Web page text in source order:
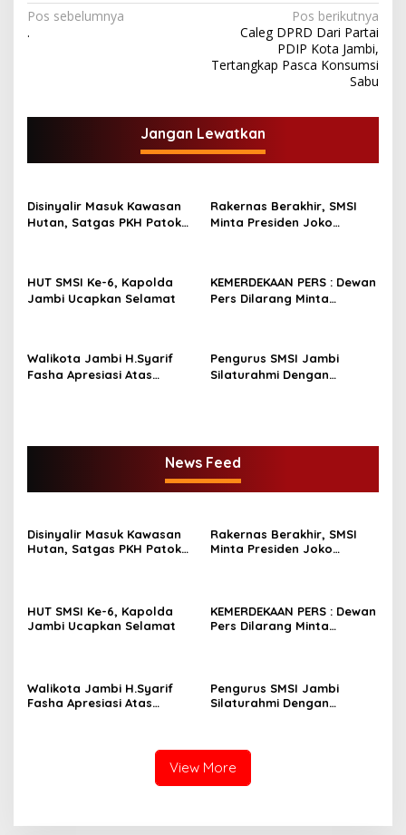
N
a
g
s
i
p
s
Pos sebelumnya
.
Pos berikutnya
Caleg DPRD Dari Partai
PDIP Kota Jambi,
Tertangkap Pasca Konsumsi
Sabu
Jangan Lewatkan
Disinyalir Masuk Kawasan
Hutan, Satgas PKH Patok
Redam Konflik
Rakernas Berakhir, SMSI
Minta Presiden Joko
Publisher Right
HUT SMSI Ke-6, Kapolda
Jambi Ucapkan Selamat
KEMERDEKAAN PERS : Dewan
Pers Dilarang Minta
Walikota Jambi H.Syarif
Fasha Apresiasi Atas
Pengurus SMSI Jambi
Silaturahmi Dengan
News Feed
Disinyalir Masuk Kawasan
Hutan, Satgas PKH Patok
Redam Konflik
Rakernas Berakhir, SMSI
Minta Presiden Joko
Publisher Right
HUT SMSI Ke-6, Kapolda
Jambi Ucapkan Selamat
KEMERDEKAAN PERS : Dewan
Pers Dilarang Minta
Walikota Jambi H.Syarif
Fasha Apresiasi Atas
Pengurus SMSI Jambi
Silaturahmi Dengan
View More